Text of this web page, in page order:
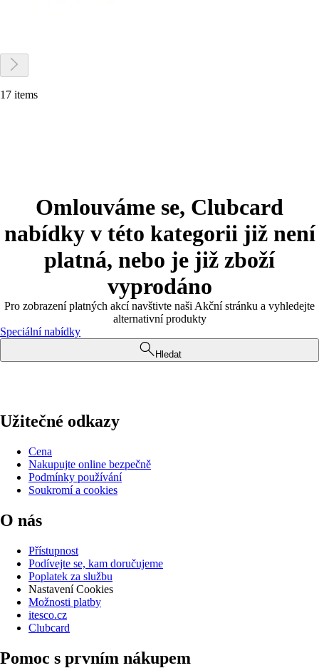
17 items
Omlouváme se, Clubcard
nabídky v této kategorii již není
platná, nebo je již zboží
vyprodáno
Pro zobrazení platných akcí navštivte naši Akční stránku a vyhledejte
alternativní produkty
Speciální nabídky
Hledat
Užitečné odkazy
Cena
Nakupujte online bezpečně
Podmínky používání
Soukromí a cookies
O nás
Přístupnost
Podívejte se, kam doručujeme
Poplatek za službu
Nastavení Cookies
Možnosti platby
itesco.cz
Clubcard
Pomoc s prvním nákupem